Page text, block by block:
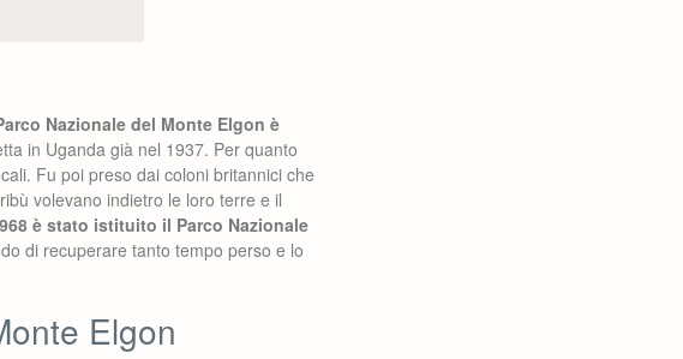
Nazionale del Monte Elgon è
in Uganda già nel 1937. Per quanto
Fu poi preso dai coloni britannici che
volevano indietro le loro terre e il
è stato istituito il Parco Nazionale
di recuperare tanto tempo perso e lo
Elgon